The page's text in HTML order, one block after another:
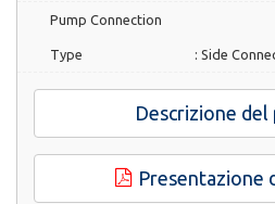
Pump Connection
Type : Side
Descrizione
Presentazione